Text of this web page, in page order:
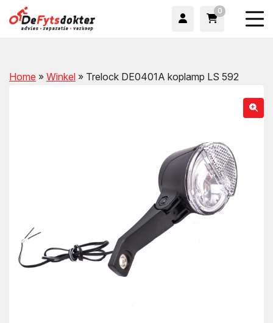
0
Home » Winkel » Trelock DE0401A koplamp LS 592